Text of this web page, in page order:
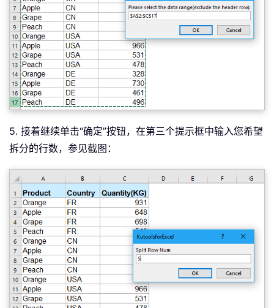
Next
Application.CutCopyMode = False
Application
ScreenUpdating = True
End Sub
5. 接着继续单击“确定”按钮，在第三个提示框中输入您希望
拆分的行数，参见截图：